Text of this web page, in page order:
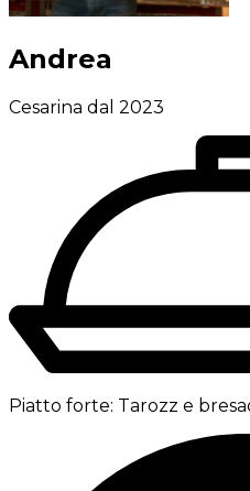
Andrea
Cesarina dal 2023
Piatto forte: Tarozz e